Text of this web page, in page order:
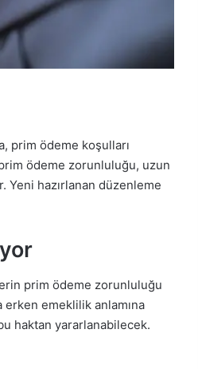
prim ödeme koşulları
ödeme zorunluluğu, uzun
Yeni hazırlanan düzenleme
prim ödeme zorunluluğu
erken emeklilik anlamına
haktan yararlanabilecek.